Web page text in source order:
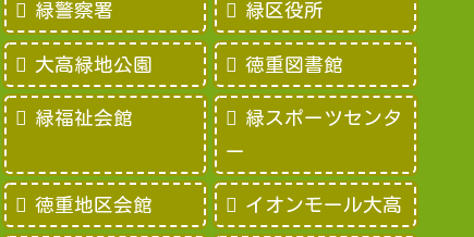
緑警察署 緑区役所
大高緑地公園 徳重図書館
緑福祉会館
緑スポーツセンタ
ー
徳重地区会館 イオンモール大高